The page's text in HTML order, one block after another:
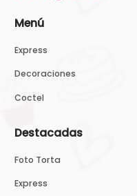
Menú
Express
Decoraciones
Coctel
Destacadas
Foto Torta
Express